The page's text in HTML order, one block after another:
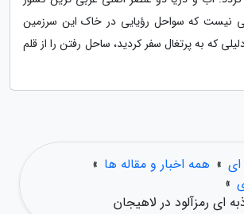
نیست که سواحل رؤیایی در خاک این سرزمین
که به پرتغال سفر کردید، ساحل رفتن را از قلم
ای » همه اخبار و مقاله ها »
»
ای رمزآلود در لاهیجان